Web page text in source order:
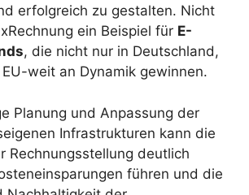
erfolgreich zu gestalten. Nicht
ein Beispiel für E-
, die nicht nur in Deutschland,
weit an Dynamik gewinnen.
Planung und Anpassung der
Infrastrukturen kann die
Rechnungsstellung deutlich
führen und die